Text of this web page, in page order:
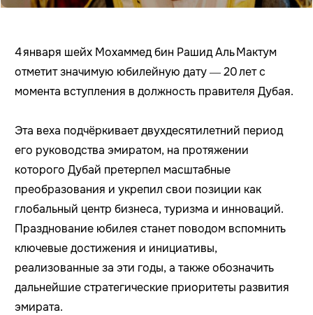
4 января шейх Мохаммед бин Рашид Аль Мактум
отметит значимую юбилейную дату — 20 лет с
момента вступления в должность правителя Дубая.
Эта веха подчёркивает двухдесятилетний период
его руководства эмиратом, на протяжении
которого Дубай претерпел масштабные
преобразования и укрепил свои позиции как
глобальный центр бизнеса, туризма и инноваций.
Празднование юбилея станет поводом вспомнить
ключевые достижения и инициативы,
реализованные за эти годы, а также обозначить
дальнейшие стратегические приоритеты развития
эмирата.